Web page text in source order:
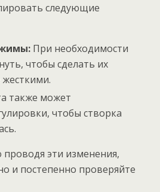
следующие
При необходимости
чтобы сделать их
также может
чтобы створка
эти изменения,
и постепенно проверяйте